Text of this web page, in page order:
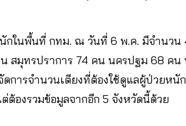
กในพื้นที่ กทม. ณ วันที่ 6 พ.ค. มีจำนว
สมุทรปราการ 74 คน นครปฐม 68 ค
ดการจำนวนเตียงที่ต้องใช้ดูแลผู้ป่วยห
ต้องรวมข้อมูลจากอีก 5 จังหวัดนี้ด้วย